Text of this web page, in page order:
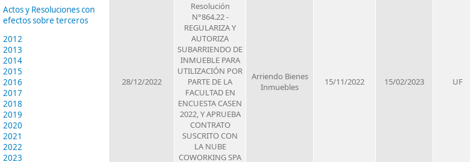
Actos y Resoluciones con
efectos sobre terceros
2012
2013
2014
2015
2016
2017
2018
2019
2020
2021
2022
2023
28/12/2022
Resolución
N°864.22 -
REGULARIZA Y
AUTORIZA
SUBARRIENDO DE
INMUEBLE PARA
UTILIZACIÓN POR
PARTE DE LA
FACULTAD EN
ENCUESTA CASEN
2022, Y APRUEBA
CONTRATO
SUSCRITO CON
LA NUBE
COWORKING SPA
Arriendo Bienes
Inmuebles
15/11/2022 15/02/2023 UF